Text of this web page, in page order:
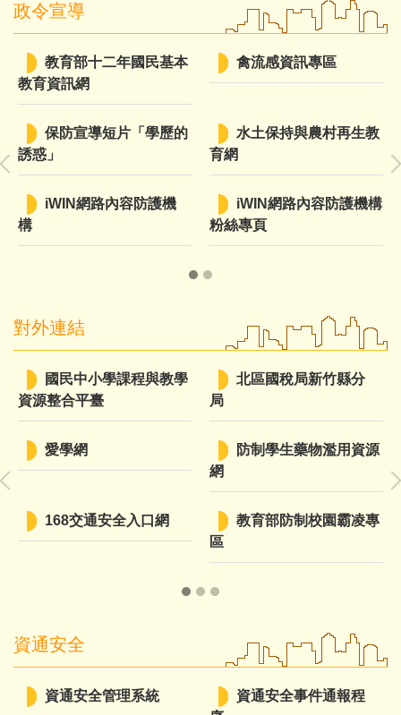
政令宣導
教育部十二年國民基本
教育資訊網
禽流感資訊專區
保防宣導短片「學歷的
誘惑」
水土保持與農村再生教
育網
iWIN網路內容防護機
構
iWIN網路內容防護機構
粉絲專頁
對外連結
國民中小學課程與教學
資源整合平臺
北區國稅局新竹縣分
局
愛學網
防制學生藥物濫用資源
網
168交通安全入口網
教育部防制校園霸凌專
區
資通安全
資通安全管理系統
資通安全事件通報程